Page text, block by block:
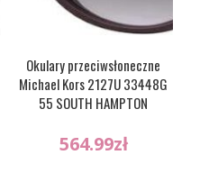
Okulary przeciwsłoneczne
Michael Kors 2127U 33448G
55 SOUTH HAMPTON
564.99zł